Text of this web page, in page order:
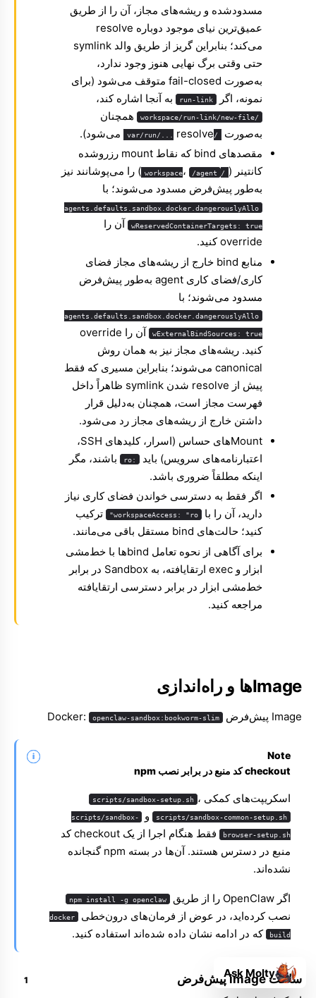
مسدودشده و ریشه‌های مجاز، آن را از طریق
عمیق‌ترین نیای موجود دوباره resolve
می‌کند؛ بنابراین گریز از طریق والد symlink
حتی وقتی برگ نهایی هنوز وجود ندارد،
به‌صورت fail-closed متوقف می‌شود (برای
نمونه، اگر
run-link به آنجا اشاره کند،
/workspace/run-link/new-file
همچنان
به‌صورت
/var/run/...resolve می‌شود).
مقصدهای bind که نقاط mount رزروشده
کانتینر ( /workspace ، /agent
) را می‌پوشانند نیز
به‌طور پیش‌فرض مسدود می‌شوند؛ با
agents.defaults.sandbox.docker.dangerouslyAllo
wReservedContainerTargets: true آن را
override کنید.
منابع bind خارج از ریشه‌های مجاز فضای
کاری/فضای کاری agent به‌طور پیش‌فرض
مسدود می‌شوند؛ با
agents.defaults.sandbox.docker.dangerouslyAllo
wExternalBindSources: true
آن را override
کنید. ریشه‌های مجاز نیز به همان روش
canonical می‌شوند؛ بنابراین مسیری که فقط
پیش از resolve شدن symlink ظاهراً داخل
فهرست مجاز است، همچنان به‌دلیل قرار
داشتن خارج از ریشه‌های مجاز رد می‌شود.
Mountهای حساس (اسرار، کلیدهای SSH،
اعتبارنامه‌های سرویس) باید
:ro
باشند، مگر
اینکه مطلقاً ضروری باشد.
اگر فقط به دسترسی خواندن فضای کاری نیاز
دارید، آن را با
workspaceAccess: "ro"
ترکیب
کنید؛ حالت‌های bind مستقل باقی می‌مانند.
برای آگاهی از نحوه تعامل bindها با خط‌مشی
ابزار و exec ارتقایافته، به
Sandbox در برابر
خط‌مشی ابزار در برابر دسترسی ارتقایافته
مراجعه کنید.
Imageها و راه‌اندازی
Image پیش‌فرض Docker: openclaw-sandbox:bookworm-slim
Note
checkout کد منبع در برابر نصب npm
اسکریپت‌های کمکی scripts/sandbox-setup.sh ،
scripts/sandbox-common-setup.sh و scripts/sandbox-
browser-setup.sh فقط هنگام اجرا از یک
checkout کد
منبع
در دسترس هستند. آن‌ها در بسته npm گنجانده
نشده‌اند.
اگر OpenClaw را از طریق npm install -g openclaw
نصب کرده‌اید، در عوض از فرمان‌های درون‌خطی docker
build که در ادامه نشان داده شده‌اند استفاده کنید.
ساخت image پیش‌فرضAsk Molty
Molty